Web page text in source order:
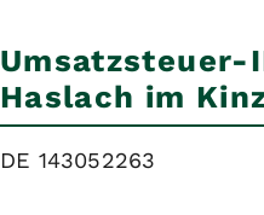
Umsatzsteuer-
Haslach im
DE 143052263